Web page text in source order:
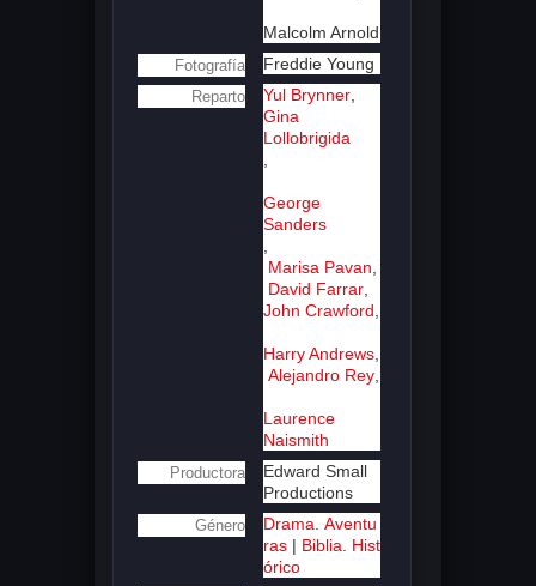
Malcolm Arnold
Fotografía Freddie Young
Reparto Yul Brynner
Gina
Lollobrigida
George
Sanders
Marisa Pavan
David Farrar
John Crawford
Harry Andrews
Alejandro Rey
Laurence
Naismith
Productora
Edward Small
Productions
Género Drama Aventu
ras | Biblia
Hist
órico